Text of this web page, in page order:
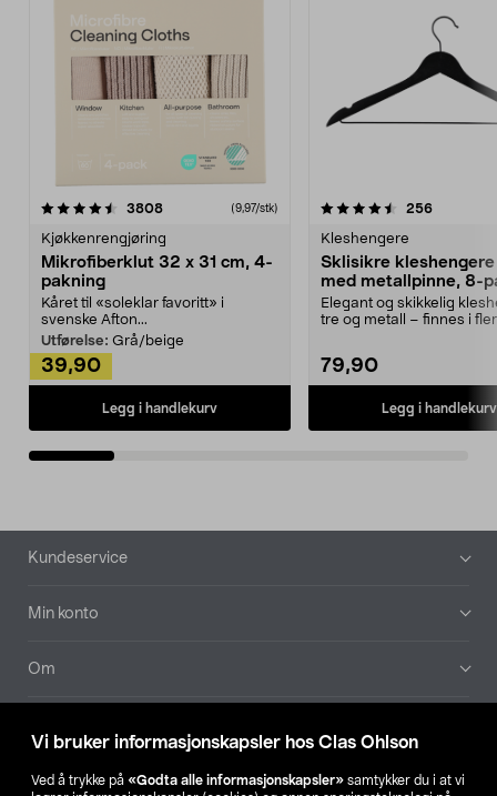
Vi bruker informasjonskapsler hos Clas Ohlson
Ved å trykke på «Godta alle informasjonskapsler» samtykker du i at vi
3808anmeldelser(9,97/stk)
Kjøkkenrengjøring
Mikrofiberklut 32 x 31 cm, 4-
pakning
Kåret til «soleklar favoritt» i
svenske Afton...
Utførelse: Grå/beige
39,90
Legg i handlekurv
4.5av 5 stjerner 256
Kleshengere
Sklisikre
med metallpinne, 8-
Elegant og skikkelig
tre og metall – finnes i
79,90
Legg i handlekurv
4.5av 5 stjerner
Bunntekst
Kundeservice
Min konto
Om
Våre selskaper